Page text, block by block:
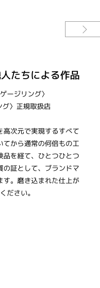
たちによる作品
ージリング〉
〉正規取扱店
高次元で実現するすべて
てから通常の何倍もの工
を経て、ひとつひとつ
の証として、ブランドマ
す。磨き込まれた仕上が
ださい。